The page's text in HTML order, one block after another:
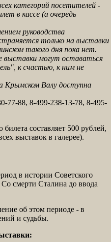
категорий посетителей -
в кассе (а очередь
руководства
только на выставки
такого дня пока нет.
могут оставаться
к счастью, к ним не
Крымском Валу доступна
77-88, 8-499-238-13-78, 8-495-
билета составляет 500 рублей,
выставок в галерее).
в истории Советского
смерти Сталина до ввода
об этом периоде - в
и судьбы.